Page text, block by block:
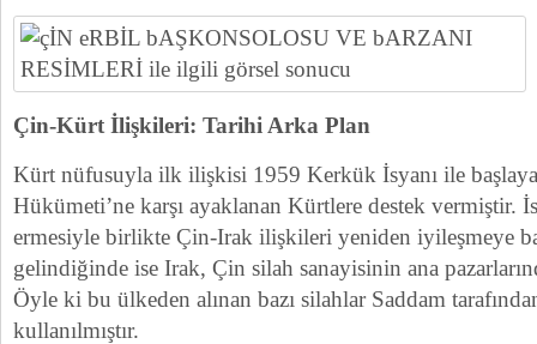
Çin-Kürt İlişkileri: Tarihi Arka Plan
Kürt nüfusuyla ilk ilişkisi 1959 Kerkük İsyanı ile
Hükümeti’ne karşı ayaklanan Kürtlere destek vermiştir.
ermesiyle birlikte Çin-Irak ilişkileri yeniden iyileşmeye
gelindiğinde ise Irak, Çin silah sanayisinin ana
Öyle ki bu ülkeden alınan bazı silahlar Saddam
kullanılmıştır.